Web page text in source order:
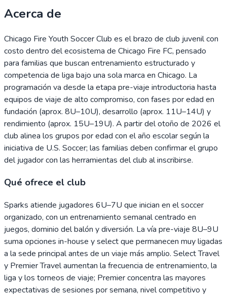
Acerca de
Chicago Fire Youth Soccer Club es el brazo de club juvenil con
costo dentro del ecosistema de Chicago Fire FC, pensado
para familias que buscan entrenamiento estructurado y
competencia de liga bajo una sola marca en Chicago. La
programación va desde la etapa pre-viaje introductoria hasta
equipos de viaje de alto compromiso, con fases por edad en
fundación (aprox. 8U–10U), desarrollo (aprox. 11U–14U) y
rendimiento (aprox. 15U–19U). A partir del otoño de 2026 el
club alinea los grupos por edad con el año escolar según la
iniciativa de U.S. Soccer; las familias deben confirmar el grupo
del jugador con las herramientas del club al inscribirse.
Qué ofrece el club
Sparks atiende jugadores 6U–7U que inician en el soccer
organizado, con un entrenamiento semanal centrado en
juegos, dominio del balón y diversión. La vía pre-viaje 8U–9U
suma opciones in-house y select que permanecen muy ligadas
a la sede principal antes de un viaje más amplio. Select Travel
y Premier Travel aumentan la frecuencia de entrenamiento, la
liga y los torneos de viaje; Premier concentra las mayores
expectativas de sesiones por semana, nivel competitivo y